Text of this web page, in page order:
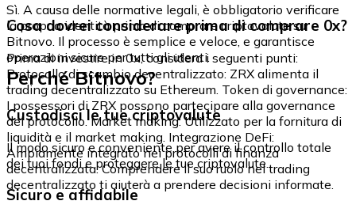
Sì. A causa delle normative legali, è obbligatorio verificare
la propria identità prima di comprare criptovalute su
Bitnovo. Il processo è semplice e veloce, e garantisce
operazioni sicure per tutti gli utenti.
Cosa dovrei considerare prima di comprare 0x?
Prima di investire in 0x, considera i seguenti punti:
Protocollo di scambio decentralizzato: ZRX alimenta il
trading decentralizzato su Ethereum. Token di governance:
I possessori di ZRX possono partecipare alla governance
del protocollo. Market making: Utilizzato per la fornitura di
liquidità e il market making. Integrazione DeFi:
Ampiamente integrato nei protocolli di finanza
decentralizzata. Comprendere il suo ruolo nel trading
decentralizzato ti aiuterà a prendere decisioni informate.
Perché Bitnovo?
Custodisci le tue criptovalute
Il modo sicuro e conveniente per avere il controllo totale
dei tuoi fondi e proteggere le tue criptovalute.
Sicuro e affidabile